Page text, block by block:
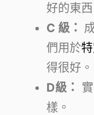
好的東
C 級：
們用於
得很好。
D級：
樣。